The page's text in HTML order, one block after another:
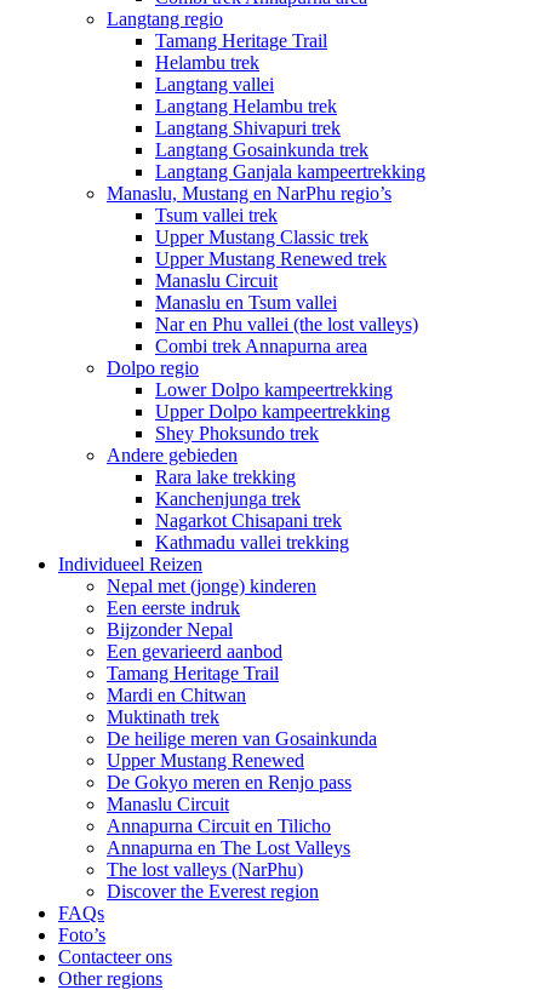
Langtang regio
Tamang Heritage Trail
Helambu trek
Langtang vallei
Langtang Helambu trek
Langtang Shivapuri trek
Langtang Gosainkunda trek
Langtang Ganjala kampeertrekking
Manaslu, Mustang en NarPhu regio’s
Tsum vallei trek
Upper Mustang Classic trek
Upper Mustang Renewed trek
Manaslu Circuit
Manaslu en Tsum vallei
Nar en Phu vallei (the lost valleys)
Combi trek Annapurna area
Dolpo regio
Lower Dolpo kampeertrekking
Upper Dolpo kampeertrekking
Shey Phoksundo trek
Andere gebieden
Rara lake trekking
Kanchenjunga trek
Nagarkot Chisapani trek
Kathmadu vallei trekking
Individueel Reizen
Nepal met (jonge) kinderen
Een eerste indruk
Bijzonder Nepal
Een gevarieerd aanbod
Tamang Heritage Trail
Mardi en Chitwan
Muktinath trek
De heilige meren van Gosainkunda
Upper Mustang Renewed
De Gokyo meren en Renjo pass
Manaslu Circuit
Annapurna Circuit en Tilicho
Annapurna en The Lost Valleys
The lost valleys (NarPhu)
Discover the Everest region
FAQs
Foto’s
Contacteer ons
Other regions